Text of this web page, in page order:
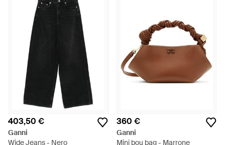
403,50 €
Ganni
Wide Jeans - Nero
360 €
Ganni
Mini bou bag - Marrone